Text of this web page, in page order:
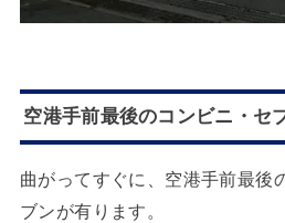
空港手前最後のコンビニ・セ
曲がってすぐに、空港手前最後
ブンが有ります。